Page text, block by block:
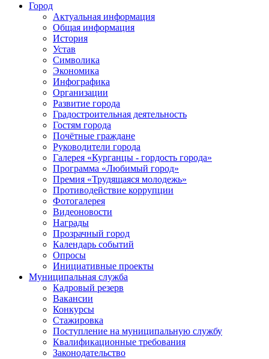
Город
Актуальная информация
Общая информация
История
Устав
Символика
Экономика
Инфографика
Организации
Развитие города
Градостроительная деятельность
Гостям города
Почётные граждане
Руководители города
Галерея «Курганцы - гордость города»
Программа «Любимый город»
Премия «Трудящаяся молодежь»
Противодействие коррупции
Фотогалерея
Видеоновости
Награды
Прозрачный город
Календарь событий
Опросы
Инициативные проекты
Муниципальная служба
Кадровый резерв
Вакансии
Конкурсы
Стажировка
Поступление на муниципальную службу
Квалификационные требования
Законодательство